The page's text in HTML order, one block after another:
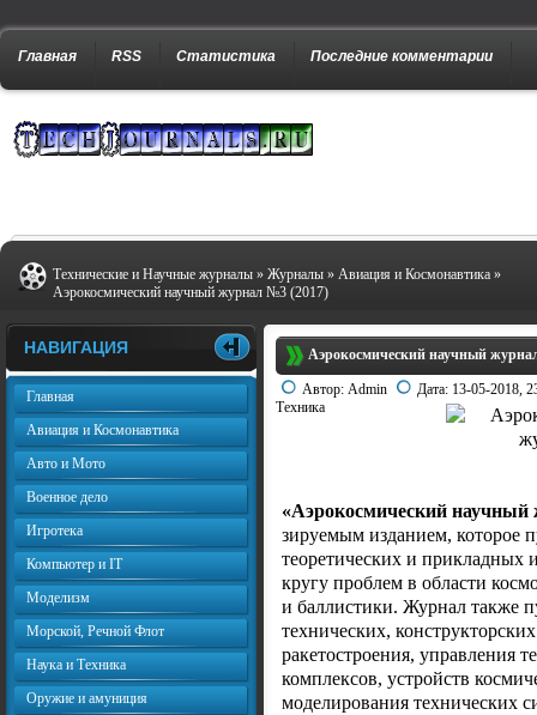
Главная RSS Статистика Последние комментарии
Технические и Научные журналы » Журналы » Авиация и Космонавтика »
Аэрокосмический научный журнал №3 (2017)
Аэрокосмический научный
Автор: Admin Дата: 13-05-2018,
Техника
«Аэрокосмический научный
зируемым изданием, которое
теоретических и
кругу проблем в области
и баллистики. Журнал также
технических,
ракетостроения, управления
комплексов, устройств
моделирования технических
НАВИГАЦИЯ
Главная
Авиация и Космонавтика
Авто и Мото
Военное дело
Игротека
Компьютер и IT
Моделизм
Морской, Речной Флот
Наука и Техника
Оружие и амуниция